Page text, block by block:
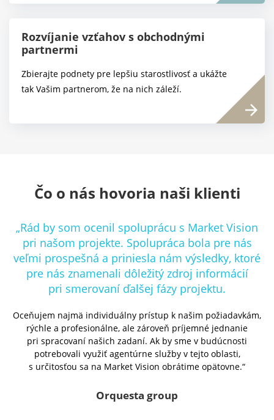
Rozvíjanie vzťahov s obchodnými
partnermi
Zbierajte podnety pre lepšiu starostlivosť a ukážte
tak Vašim partnerom, že na nich záleží.
arrow_forward
Čo o nás hovoria naši klienti
„Rád by som ocenil spoluprácu s Market Vision
pri našom projekte. Spolupráca bola pre nás
veľmi prospešná a priniesla nám výsledky, ktoré
pre nás znamenali dôležitý zdroj informácií
pri smerovaní ďalšej fázy projektu.
Oceňujem najmä individuálny prístup k našim požiadavkám,
rýchle a profesionálne, ale zároveň príjemné jednanie
pri spracovaní našich zadaní. Ak by sme v budúcnosti
potrebovali využiť agentúrne služby v tejto oblasti,
s určitosťou sa na Market Vision obrátime opätovne.“
Orquesta group